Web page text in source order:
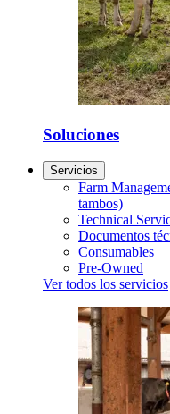
Soluciones
Servicios
Farm
tambos)
Technical
Documentos
Consumables
Pre-Owned
Ver todos los servicios